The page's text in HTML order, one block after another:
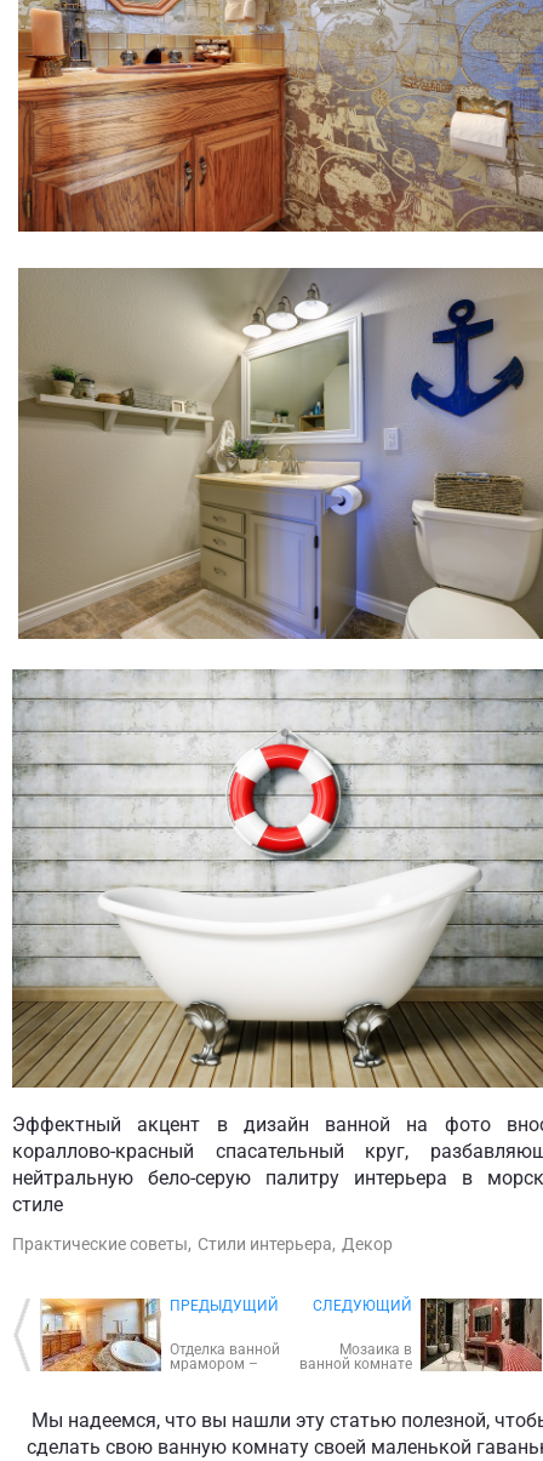
Эффектный акцент в дизайн ванной на фото
кораллово-красный спасательный круг,
нейтральную бело-серую палитру интерьера в
стиле
Практические советы, Стили интерьера, Декор
ПРЕДЫДУЩИЙ
Отделка ванной
мрамором –
камне
CЛЕДУЮЩИЙ
Мозаика в
ванной комнате
гамме
Мы надеемся, что вы нашли эту статью полезной,
сделать свою ванную комнату своей маленькой